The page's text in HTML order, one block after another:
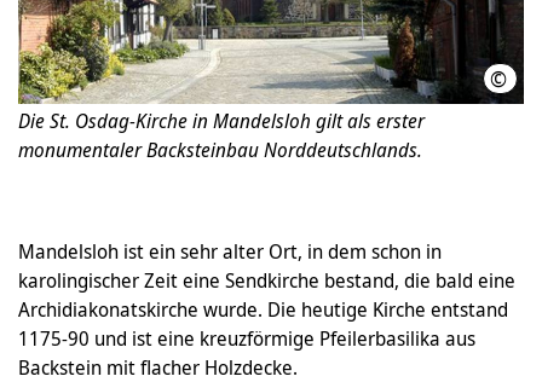
©
Die St. Osdag-Kirche in Mandelsloh gilt als erster
monumentaler Backsteinbau Norddeutschlands.
Mandelsloh ist ein sehr alter Ort, in dem schon in
karolingischer Zeit eine Sendkirche bestand, die bald eine
Archidiakonatskirche wurde. Die heutige Kirche entstand
1175-90 und ist eine kreuzförmige Pfeilerbasilika aus
Backstein mit flacher Holzdecke.